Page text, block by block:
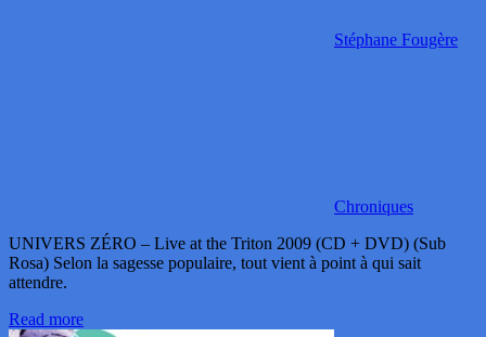
Stéphane Fougère
Chroniques
UNIVERS ZÉRO – Live at the Triton 2009 (CD + DVD) (Sub
Rosa) Selon la sagesse populaire, tout vient à point à qui sait
attendre.
Read more